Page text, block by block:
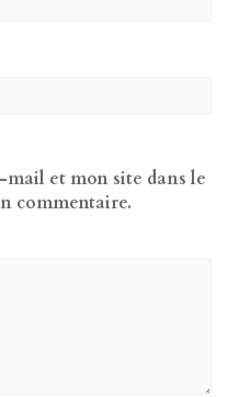
et mon site dans le
commentaire.